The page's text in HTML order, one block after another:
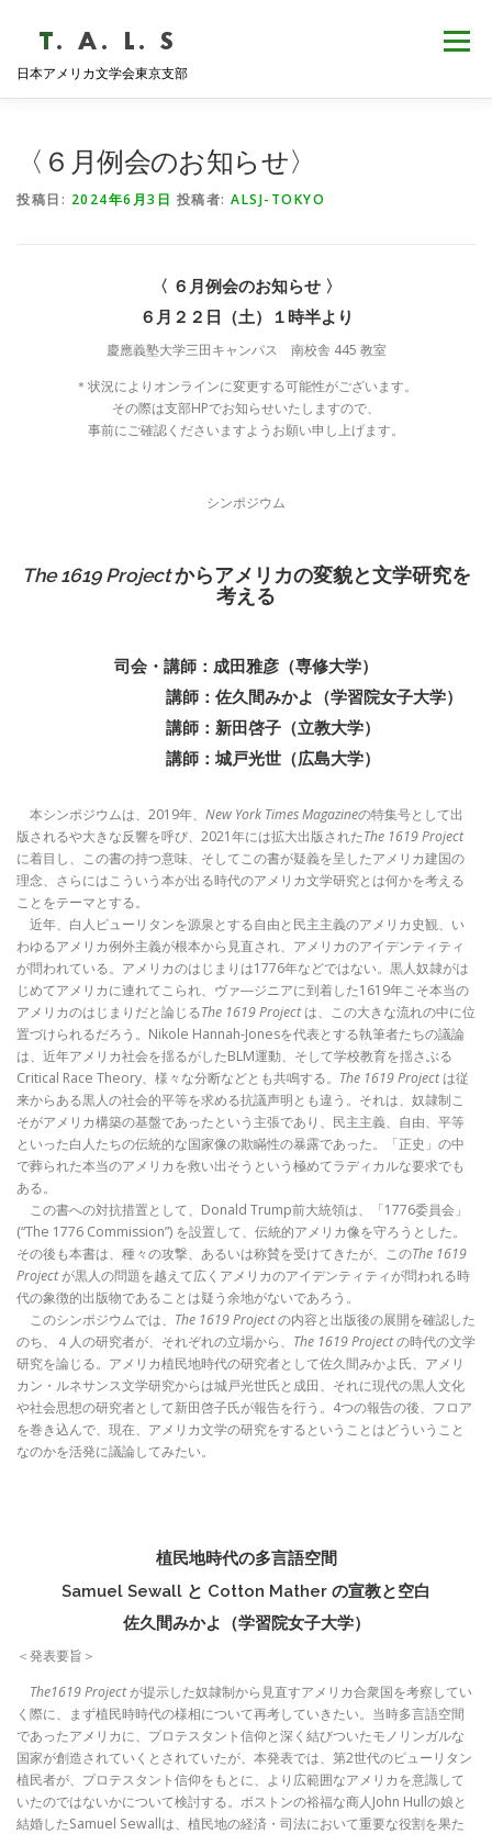
ツ
日本アメリカ文学会東京支部
メニュー
〈６月例会のお知らせ〉
投稿日: 2024年6月3日 投稿者: ALSJ-TOKYO
〈 ６月例会のお知らせ 〉
６月２２日（土）１時半より
慶應義塾大学三田キャンパス 南校舎 445 教室
＊状況によりオンラインに変更する可能性がございます。
その際は支部HPでお知らせいたしますので、
事前にご確認くださいますようお願い申し上げます。
シンポジウム
The 1619 Projectからアメリカの変貌と文学研究を
考える
司会・講師：成田雅彦（専修大学）
講師：佐久間みかよ（学習院女子大学）
講師：新田啓子（立教大学）
講師：城戸光世（広島大学）
本シンポジウムは、2019年、 New York Times Magazineの特集号として出
版されるや大きな反響を呼び、2021年には拡大出版されたThe 1619 Project
に着目し、この書の持つ意味、そしてこの書が疑義を呈したアメリカ建国の
理念、さらにはこういう本が出る時代のアメリカ文学研究とは何かを考える
ことをテーマとする。
近年、白人ピューリタンを源泉とする自由と民主主義のアメリカ史観、い
わゆるアメリカ例外主義が根本から見直され、アメリカのアイデンティティ
が問われている。アメリカのはじまりは1776年などではない。黒人奴隷がは
じめてアメリカに連れてこられ、ヴァ―ジニアに到着した1619年こそ本当の
アメリカのはじまりだと論じるThe 1619 Projectは、この大きな流れの中に位
置づけられるだろう。Nikole Hannah-Jonesを代表とする執筆者たちの議論
は、近年アメリカ社会を揺るがしたBLM運動、そして学校教育を揺さぶる
Critical Race Theory、様々な分断などとも共鳴する。 The 1619 Projectは従
来からある黒人の社会的平等を求める抗議声明とも違う。それは、奴隷制こ
そがアメリカ構築の基盤であったという主張であり、民主主義、自由、平等
といった白人たちの伝統的な国家像の欺瞞性の暴露であった。「正史」の中
で葬られた本当のアメリカを救い出そうという極めてラディカルな要求でも
ある。
この書への対抗措置として、Donald Trump前大統領は、「1776委員会」
(“The 1776 Commission”) を設置して、伝統的アメリカ像を守ろうとした。
その後も本書は、種々の攻撃、あるいは称賛を受けてきたが、このThe 1619
Projectが黒人の問題を越えて広くアメリカのアイデンティティが問われる時
代の象徴的出版物であることは疑う余地がないであろう。
このシンポジウムでは、 The 1619 Projectの内容と出版後の展開を確認した
のち、４人の研究者が、それぞれの立場から、 The 1619 Projectの時代の文学
研究を論じる。アメリカ植民地時代の研究者として佐久間みかよ氏、アメリ
カン・ルネサンス文学研究からは城戸光世氏と成田、それに現代の黒人文化
や社会思想の研究者として新田啓子氏が報告を行う。4つの報告の後、フロア
を巻き込んで、現在、アメリカ文学の研究をするということはどういうこと
なのかを活発に議論してみたい。
植民地時代の多言語空間
Samuel Sewall と Cotton Mather の宣教と空白
佐久間みかよ（学習院女子大学）
＜発表要旨＞
The1619 Projectが提示した奴隷制から見直すアメリカ合衆国を考察してい
く際に、まず植民時時代の様相について再考していきたい。当時多言語空間
であったアメリカに、プロテスタント信仰と深く結びついたモノリンガルな
国家が創造されていくとされていたが、本発表では、第2世代のピューリタン
植民者が、プロテスタント信仰をもとに、より広範囲なアメリカを意識して
いたのではないかについて検討する。ボストンの裕福な商人John Hullの娘と
結婚したSamuel Sewallは、植民地の経済・司法において重要な役割を果た